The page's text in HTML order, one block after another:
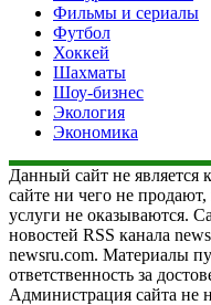
Фильмы и сериалы
Футбол
Хоккей
Шахматы
Шоу-бизнес
Экология
Экономика
Данный сайт не является
сайте ни чего не
услуги не оказываются.
новостей RSS канала
newsru.com. Материалы
ответственность за
Администрация сайта не